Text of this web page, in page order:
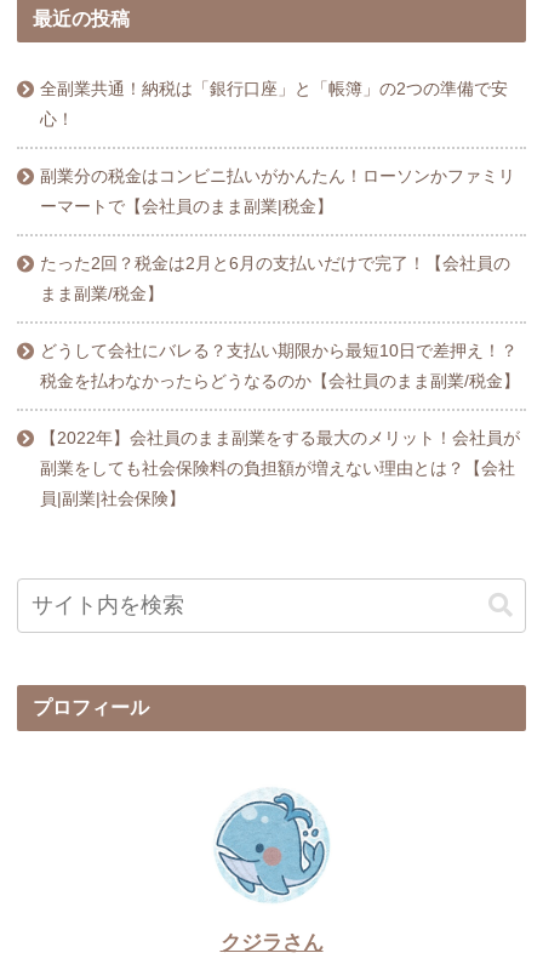
最近の投稿
全副業共通！納税は「銀行口座」と「帳簿」の2つの準備で安
心！
副業分の税金はコンビニ払いがかんたん！ローソンかファミリ
ーマートで【会社員のまま副業|税金】
たった2回？税金は2月と6月の支払いだけで完了！【会社員の
まま副業/税金】
どうして会社にバレる？支払い期限から最短10日で差押え！？
税金を払わなかったらどうなるのか【会社員のまま副業/税金】
【2022年】会社員のまま副業をする最大のメリット！会社員が
副業をしても社会保険料の負担額が増えない理由とは？【会社
員|副業|社会保険】
プロフィール
クジラさん